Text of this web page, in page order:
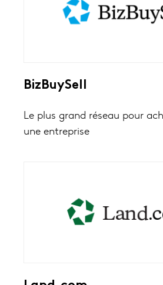
BizBuySell
Le plus grand réseau pour
une entreprise